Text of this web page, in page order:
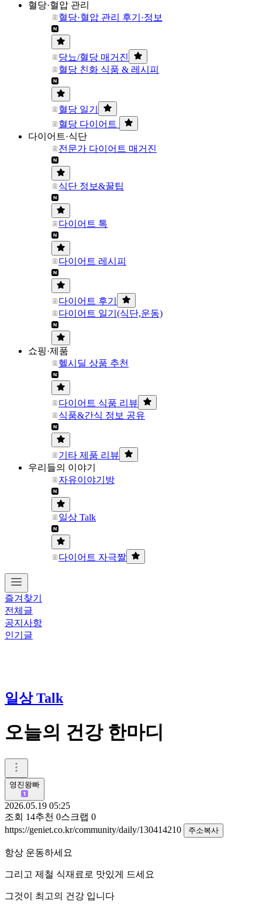
혈당·혈압 관리
혈당·혈압 관리 후기·정보
당뇨/혈당 매거진
혈당 친화 식품 & 레시피
혈당 일기
혈당 다이어트
다이어트·식단
전문가 다이어트 매거진
식단 정보&꿀팁
다이어트 톡
다이어트 레시피
다이어트 후기
다이어트 일기(식단,운동)
쇼핑·제품
헬시딜 상품 추천
다이어트 식품 리뷰
식품&간식 정보 공유
기타 제품 리뷰
우리들의 이야기
자유이야기방
일상 Talk
다이어트 자극짤
즐겨찾기
전체글
공지사항
인기글
일상 Talk
오늘의 건강 한마디
영진왕빠
2026.05.19 05:25
조회 14추천 0스크랩 0
https://geniet.co.kr/community/daily/130414210
주소복사
항상 운동하세요
그리고 제철 식재료로 맛있게 드세요
그것이 최고의 건강 입니다